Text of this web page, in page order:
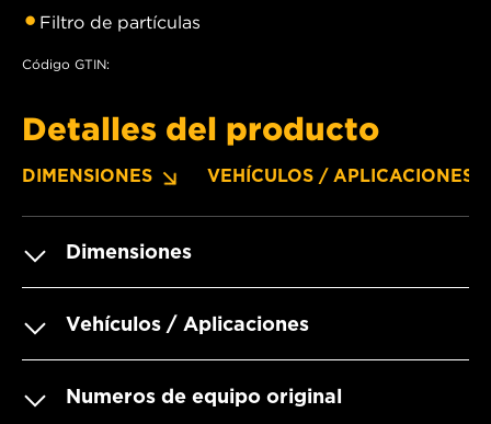
Filtro de partículas
Código GTIN:
Detalles del producto
DIMENSIONES VEHÍCULOS / APLICACIONES
Dimensiones
Vehículos / Aplicaciones
Numeros de equipo original